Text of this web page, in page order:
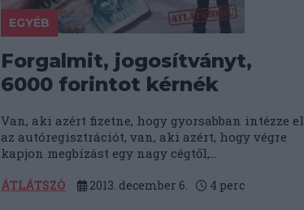
EGYÉB
Forgalmit, jogosítványt,
6000 forintot kérnék
Van, aki azért fizetne, hogy gyorsabban intézze el
az autóregisztrációt, van, aki azért, hogy végre
kapjon megbízást egy nagy cégtől,...
ÁTLÁTSZÓ 2013. december 6. 4 perc